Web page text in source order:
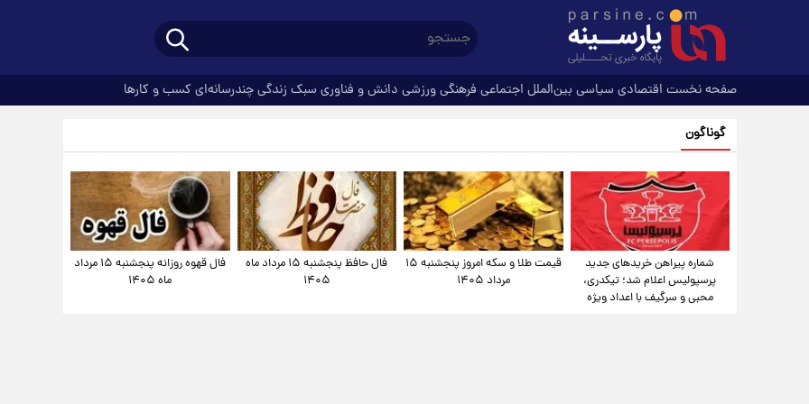
صفحه نخست اقتصادی سیاسی بین‌الملل اجتماعی فرهنگیورزشی دانش و فناوری سبک زندگیچندرسانه‌ای کسب و کارها
گوناگون
شماره پیراهن خریدهای جدید
پرسپولیس اعلام شد؛ تیکدری،
محبی و سرگیف با اعداد ویژه
قیمت طلا و سکه امروز پنجشنبه ۱۵
مرداد ۱۴۰۵
فال حافظ پنجشنبه ۱۵ مرداد ماه
۱۴۰۵
فال قهوه روزانه پنجشنبه ۱۵ مرداد
ماه ۱۴۰۵